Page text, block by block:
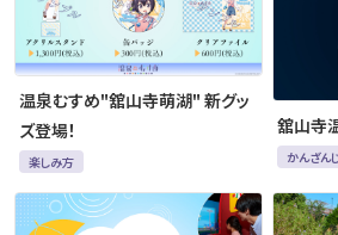
温泉むすめ"舘山寺萌湖" 新グッ
ズ登場！
楽しみ方
舘山寺
かんざん